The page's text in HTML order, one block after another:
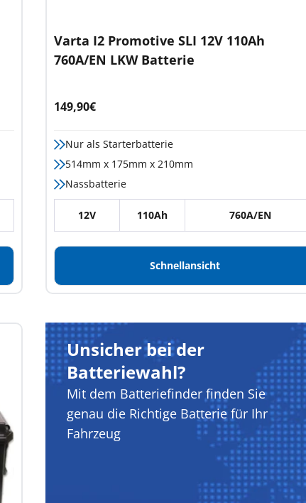
Varta I2 Promotive SLI 12V 110Ah
760A/EN LKW Batterie
Angebotspreis
149,90€
Nur als Starterbatterie
514mm x 175mm x 210mm
Nassbatterie
12V 110Ah 760A/EN
Schnellansicht
Unsicher bei der
Batteriewahl?
Mit dem Batteriefinder finden Sie
genau die Richtige Batterie für Ihr
Fahrzeug